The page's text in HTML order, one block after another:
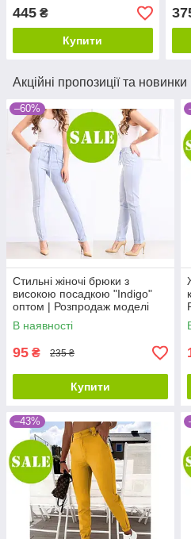
445 ₴
Купити
Акційні пропозиції та новинки
–60%
Стильні жіночі брюки з
високою посадкою "Indigo"
оптом | Розпродаж моделі
В наявності
95 ₴ 235 ₴
Купити
–43%